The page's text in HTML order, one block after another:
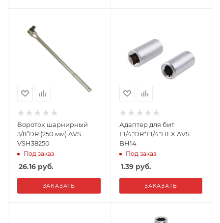
Вороток шарнирный
3/8”DR (250 мм) AVS
VSH38250
Под заказ
26.16 руб.
ЗАКАЗАТЬ
Адаптер для бит
F1/4"DR*F1/4"HEX AVS
BH14
Под заказ
1.39руб.
ЗАКАЗАТЬ